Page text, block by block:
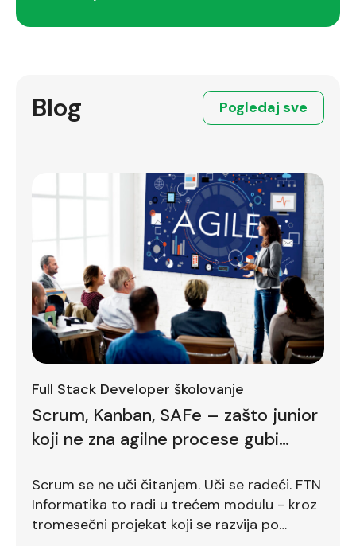
Blog Pogledaj sve
Full Stack Developer školovanje
Scrum, Kanban, SAFe – zašto junior
koji ne zna agilne procese gubi
Scrum se ne uči čitanjem. Uči se radeći. FTN
Informatika to radi u trećem modulu - kroz
tromesečni projekat koji se razvija po